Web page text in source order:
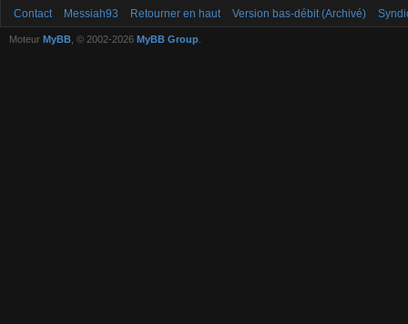
Contact Messiah93 Retourner en haut Version bas-débit (Archivé)
Moteur MyBB , © 2002-2026 MyBB Group